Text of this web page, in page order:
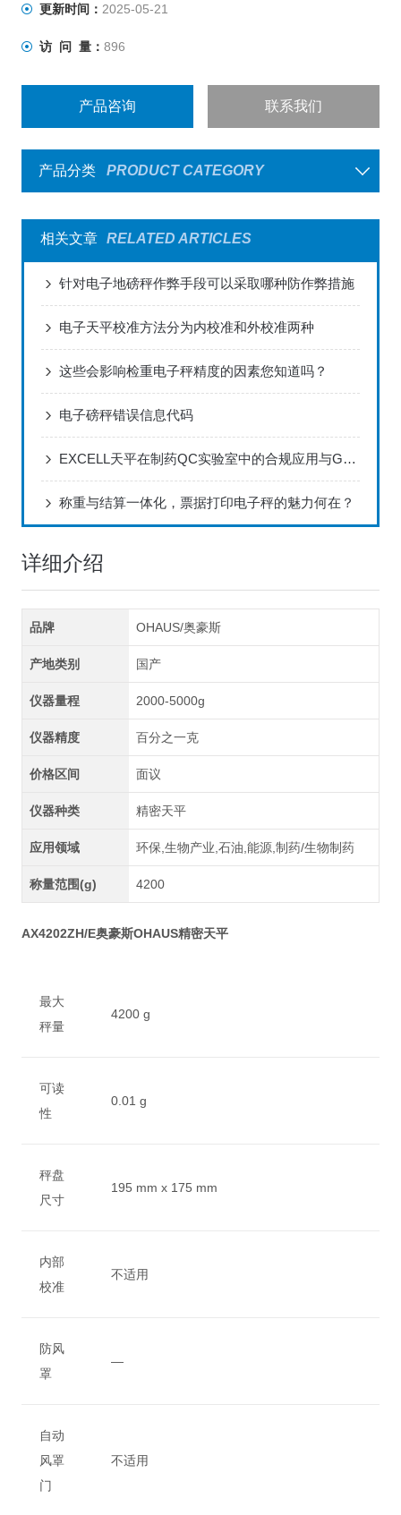
更新时间： 2025-05-21
访 问 量： 896
产品咨询 联系我们
产品分类 PRODUCT CATEGORY
相关文章 RELATED ARTICLES
针对电子地磅秤作弊手段可以采取哪种防作弊措施
电子天平校准方法分为内校准和外校准两种
这些会影响检重电子秤精度的因素您知道吗？
电子磅秤错误信息代码
EXCELL天平在制药QC实验室中的合规应用与GMP验证要点
称重与结算一体化，票据打印电子秤的魅力何在？
详细介绍
品牌 OHAUS/奥豪斯
产地类别 国产
仪器量程 2000-5000g
仪器精度 百分之一克
价格区间 面议
仪器种类 精密天平
应用领域 环保,生物产业,石油,能源,制药/生物制药
称量范围(g) 4200
AX4202ZH/E奥豪斯OHAUS精密天平
最大
秤量
4200 g
可读
性
0.01 g
秤盘
尺寸
195 mm x 175 mm
内部
校准
不适用
防风
罩
—
自动
风罩
门
不适用